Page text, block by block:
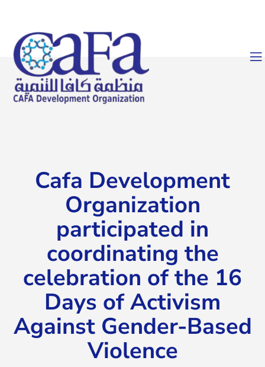
Cafa Development
Organization
participated in
coordinating the
celebration of the 16
Days of Activism
Against Gender-Based
Violence